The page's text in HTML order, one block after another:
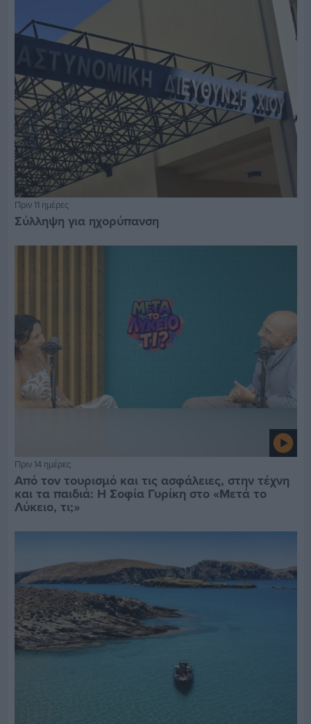
Πριν 11 ημέρες
Σύλληψη για ηχορύπανση
Πριν 14 ημέρες
Από τον τουρισμό και τις ασφάλειες, στην τέχνη
και τα παιδιά: Η Σοφία Γυρίκη στο «Μετά το
Λύκειο, τι;»